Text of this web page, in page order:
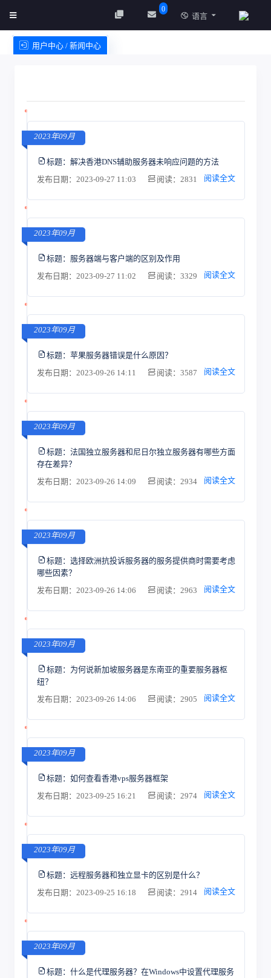
0
语言
用户中心 / 新闻中心
2023年09月
标题： 解决香港DNS辅助服务器未响应问题的方法
发布日期：2023-09-27 11:03
阅读：2831 阅读全文
2023年09月
标题： 服务器端与客户端的区别及作用
发布日期：2023-09-27 11:02
阅读：3329 阅读全文
2023年09月
标题： 苹果服务器错误是什么原因？
发布日期：2023-09-26 14:11
阅读：3587 阅读全文
2023年09月
标题： 法国独立服务器和尼日尔独立服务器有哪些方面
存在差异？
发布日期：2023-09-26 14:09
阅读：2934 阅读全文
2023年09月
标题： 选择欧洲抗投诉服务器的服务提供商时需要考虑
哪些因素？
发布日期：2023-09-26 14:06
阅读：2963 阅读全文
2023年09月
标题： 为何说新加坡服务器是东南亚的重要服务器枢
纽？
发布日期：2023-09-26 14:06
阅读：2905 阅读全文
2023年09月
标题： 如何查看香港vps服务器框架
发布日期：2023-09-25 16:21
阅读：2974 阅读全文
2023年09月
标题： 远程服务器和独立显卡的区别是什么？
发布日期：2023-09-25 16:18
阅读：2914 阅读全文
2023年09月
标题： 什么是代理服务器？在Windows中设置代理服务